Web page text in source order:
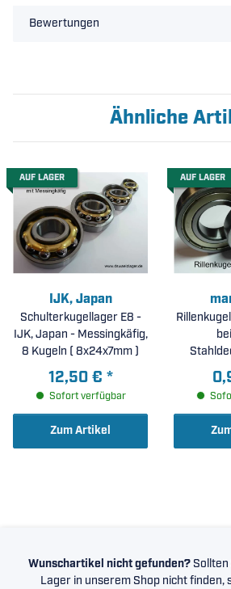
Bewertungen
Ähnliche
AUF LAGER
IJK, Japan
Schulterkugellager E8 -
IJK, Japan - Messingkäfig,
8 Kugeln ( 8x24x7mm )
12,50 € *
Sofort verfügbar
Zum Artikel
AUF LAGER
Wunschartikel nicht gefunden?
Lager in unserem Shop nicht finden,